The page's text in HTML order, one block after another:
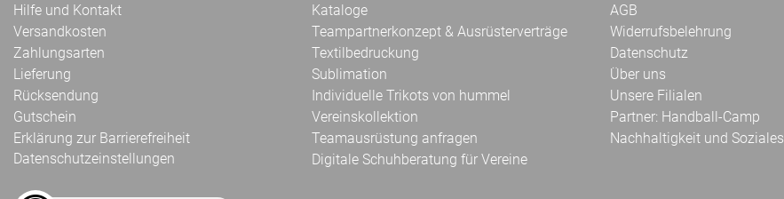
Hilfe und Kontakt
Versandkosten
Zahlungsarten
Lieferung
Rücksendung
Gutschein
Erklärung zur Barrierefreiheit
Datenschutzeinstellungen
Kataloge
Teampartnerkonzept & Ausrüsterverträge
Textilbedruckung
Sublimation
Individuelle Trikots von hummel
Vereinskollektion
Teamausrüstung anfragen
Digitale Schuhberatung für Vereine
AGB
Widerrufsbelehrung
Datenschutz
Über uns
Unsere Filialen
Partner: Handball-Camp
Nachhaltigkeit und Soziales